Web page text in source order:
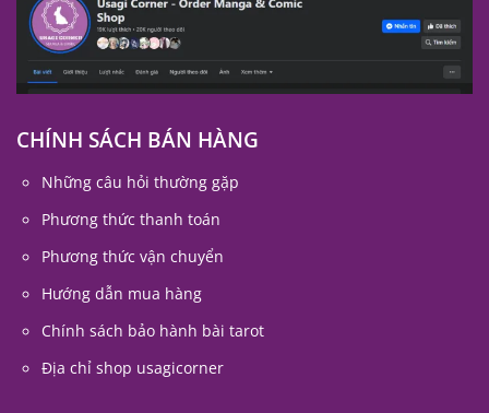
CHÍNH SÁCH BÁN HÀNG
Những câu hỏi thường gặp
Phương thức thanh toán
Phương thức vận chuyển
Hướng dẫn mua hàng
Chính sách bảo hành bài tarot
Địa chỉ shop usagicorner